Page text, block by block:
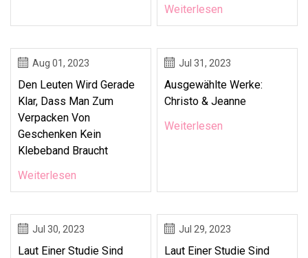
Weiterlesen
Aug 01, 2023
Den Leuten Wird Gerade
Klar, Dass Man Zum
Verpacken Von
Geschenken Kein
Klebeband Braucht
Weiterlesen
Jul 31, 2023
Ausgewählte Werke:
Christo & Jeanne
Weiterlesen
Jul 30, 2023
Laut Einer Studie Sind
Jul 29, 2023
Laut Einer Studie Sind